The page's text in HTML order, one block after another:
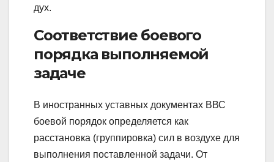
дух.
Соответствие боевого
порядка выполняемой
задаче
В иностранных уставных документах ВВС
боевой порядок определяется как
расстановка (группировка) сил в воздухе для
выполнения поставленной задачи. От